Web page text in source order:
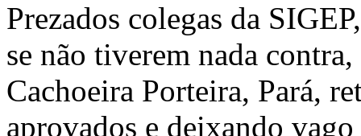
Prezados colegas da SIGEP,
se não tiverem nada
Cachoeira Porteira, Pará,
aprovados e deixando